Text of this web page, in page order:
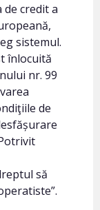
de credit a
sistemul.
înlocuită
nr. 99
de
să